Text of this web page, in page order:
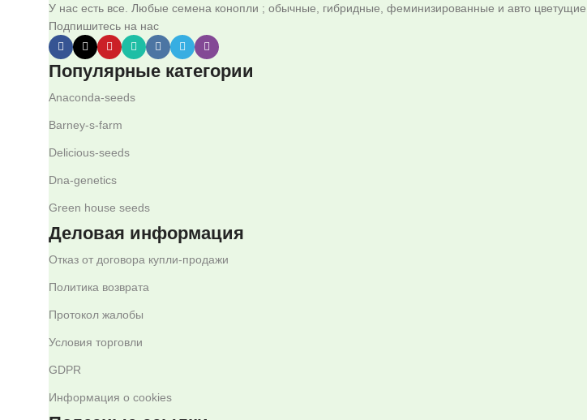
У нас есть все. Любые семена конопли ; обычные, гибридные, феминизированные и авто цветущие.
Подпишитесь на нас
Популярные категории
Anaconda-seeds
Barney-s-farm
Delicious-seeds
Dna-genetics
Green house seeds
Деловая информация
Отказ от договора купли-продажи
Политика возврата
Протокол жалобы
Условия торговли
GDPR
Информация о cookies